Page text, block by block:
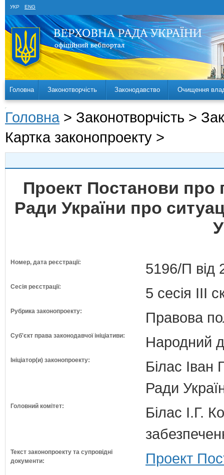
УКР ENG
Головна Законотворчість Законодавство Очищення
Головна > Законотворчість >
Картка законопроекту >
Проект Постанови про
Ради України про
Номер, дата реєстрації: 5196/П від
Сесія реєстрації: 5 сесія III
Рубрика законопроекту: Правова
Суб'єкт права законодавчої ініціативи: Народний
Ініціатор(и) законопроекту:
Білас Іван
Ради
Головний комітет:
Білас І.Г.
Текст законопроекту та супровідні
документи:
Проект